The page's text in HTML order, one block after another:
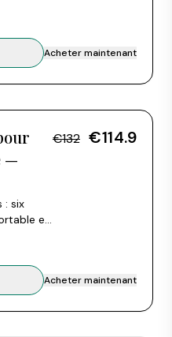
partir
Slim ou
tous
à 15
Acheter maintenant
—
: six
en
partir
Slim ou
tous
à 15
€132 €114.9
Acheter maintenant